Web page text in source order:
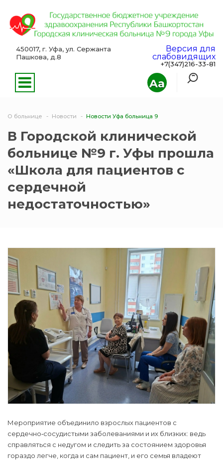
Aa
450017, г. Уфа, ул. Сержанта
Пашкова, д.8
Версия для
слабовидящих
+7(347)216-33-81
О больнице Новости Новости Уфа больница 9
В Городской клинической
больнице №9 г. Уфы прошла
«Школа для пациентов с
сердечной
недостаточностью»
Мероприятие объединило взрослых пациентов с
сердечно‑сосудистыми заболеваниями и их близких: ведь
справляться с недугом и следить за состоянием здоровья
гораздо легче, когда и сам пациент, и его семья владеют